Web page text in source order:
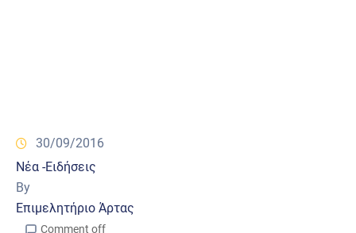
30/09/2016
Νέα -Ειδήσεις
By
Επιμελητήριο Άρτας
Comment off